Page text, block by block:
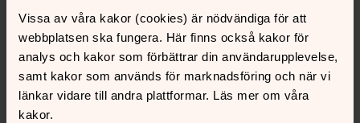
Vissa av våra kakor (cookies) är nödvändiga för att
webbplatsen ska fungera. Här finns också kakor för
analys och kakor som förbättrar din användarupplevelse,
samt kakor som används för marknadsföring och när vi
länkar vidare till andra plattformar. Läs mer om våra
kakor.
Familjegudstjänst är en enkel gudstjänst där
perspektivet ofta är barnens och tilltalet främst är riktat
till barnen. När det vid denna gudstjänstform firas
nattvard kallas gudstjänsten familjemässa.